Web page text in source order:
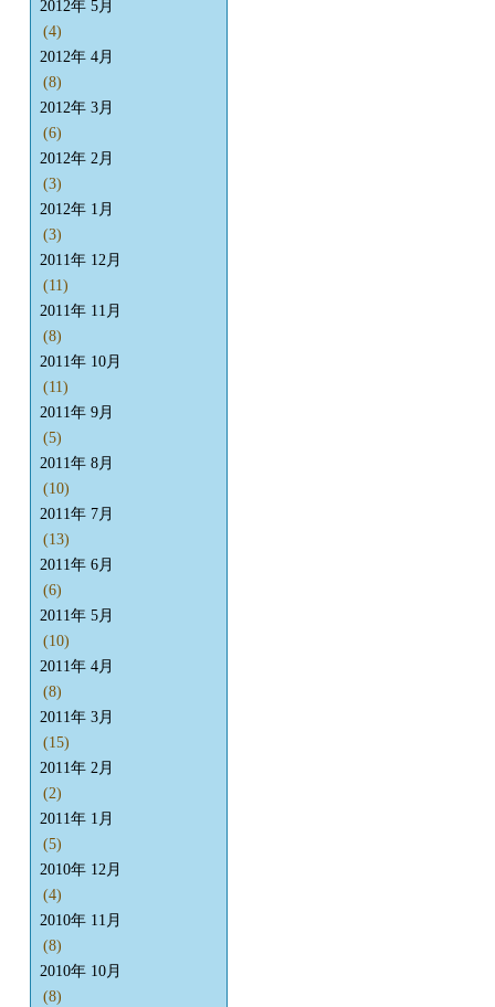
2012年 5月
(4)
2012年 4月
(8)
2012年 3月
(6)
2012年 2月
(3)
2012年 1月
(3)
2011年 12月
(11)
2011年 11月
(8)
2011年 10月
(11)
2011年 9月
(5)
2011年 8月
(10)
2011年 7月
(13)
2011年 6月
(6)
2011年 5月
(10)
2011年 4月
(8)
2011年 3月
(15)
2011年 2月
(2)
2011年 1月
(5)
2010年 12月
(4)
2010年 11月
(8)
2010年 10月
(8)